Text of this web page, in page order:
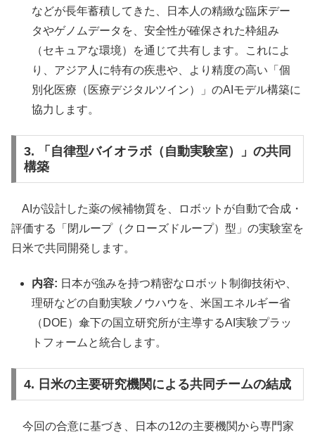
などが長年蓄積してきた、日本人の精緻な臨床デー
タやゲノムデータを、安全性が確保された枠組み
（セキュアな環境）を通じて共有します。これによ
り、アジア人に特有の疾患や、より精度の高い「個
別化医療（医療デジタルツイン）」のAIモデル構築に
協力します。
3. 「自律型バイオラボ（自動実験室）」の共同
構築
AIが設計した薬の候補物質を、ロボットが自動で合成・
評価する「閉ループ（クローズドループ）型」の実験室を
日米で共同開発します。
内容: 日本が強みを持つ精密なロボット制御技術や、
理研などの自動実験ノウハウを、米国エネルギー省
（DOE）傘下の国立研究所が主導するAI実験プラッ
トフォームと統合します。
4. 日米の主要研究機関による共同チームの結成
今回の合意に基づき、日本の12の主要機関から専門家